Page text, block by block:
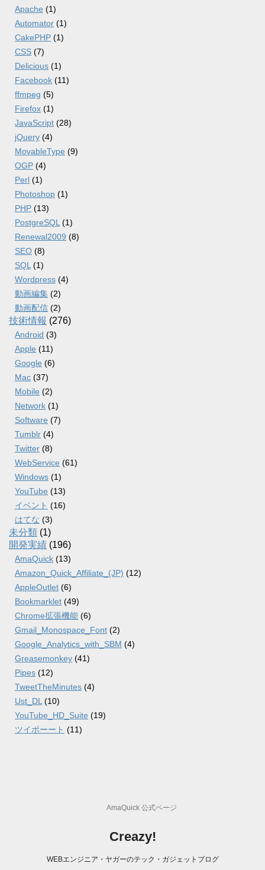
Apache (1)
Automator (1)
CakePHP (1)
CSS (7)
Delicious (1)
Facebook (11)
ffmpeg (5)
Firefox (1)
JavaScript (28)
jQuery (4)
MovableType (9)
OGP (4)
Perl (1)
Photoshop (1)
PHP (13)
PostgreSQL (1)
Renewal2009 (8)
SEO (8)
SQL (1)
Wordpress (4)
動画編集 (2)
動画配信 (2)
技術情報 (276)
Android (3)
Apple (11)
Google (6)
Mac (37)
Mobile (2)
Network (1)
Software (7)
Tumblr (4)
Twitter (8)
WebService (61)
Windows (1)
YouTube (13)
イベント (16)
はてな (3)
未分類 (1)
開発実績 (196)
AmaQuick (13)
Amazon_Quick_Affiliate_(JP) (12)
AppleOutlet (6)
Bookmarklet (49)
Chrome拡張機能 (6)
Gmail_Monospace_Font (2)
Google_Analytics_with_SBM (4)
Greasemonkey (41)
Pipes (12)
TweetTheMinutes (4)
Ust_DL (10)
YouTube_HD_Suite (19)
ツイポーート (11)
AmaQuick 公式ページ
Creazy!
WEBエンジニア・ヤガーのテック・ガジェットブログ